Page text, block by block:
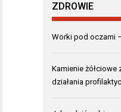
ZDROWIE
Worki pod oczami
Kamienie
działania